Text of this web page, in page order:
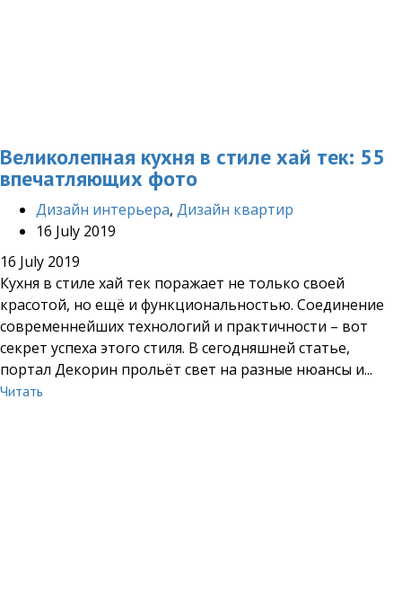
Великолепная кухня в стиле хай тек: 55
впечатляющих фото
Дизайн интерьера, Дизайн квартир
16 July 2019
16 July 2019
Кухня в стиле хай тек поражает не только своей
красотой, но ещё и функциональностью. Соединение
современнейших технологий и практичности – вот
секрет успеха этого стиля. В сегодняшней статье,
портал Декорин прольёт свет на разные нюансы и...
Читать